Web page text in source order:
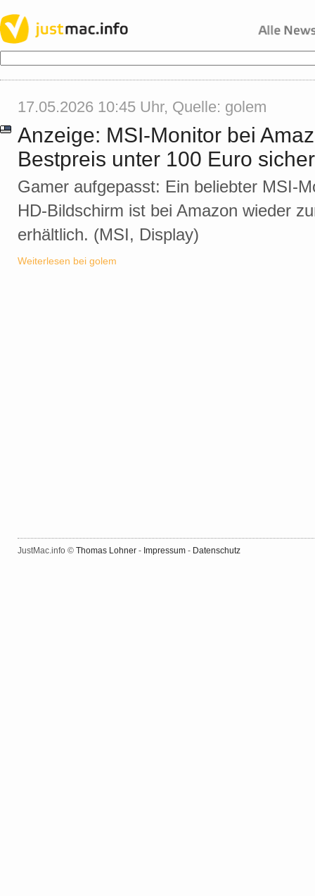
17.05.2026 10:45 Uhr, Quelle: golem
Anzeige: MSI-Monitor bei
Bestpreis unter 100 Euro
Gamer aufgepasst: Ein beliebter MSI-
HD-Bildschirm ist bei Amazon wieder
erhältlich. (MSI, Display)
Weiterlesen bei golem
JustMac.info © Thomas Lohner - Impressum - Datenschutz